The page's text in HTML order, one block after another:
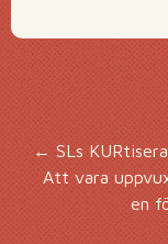
←SLs
Att vara
en